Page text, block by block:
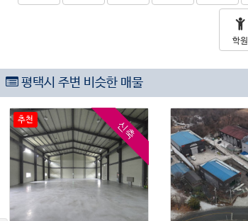
학원
평택시 주변 비슷한 매물
신축
추천